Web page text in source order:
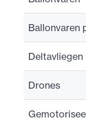
Ballonvaren
Deltavliegen
Drones